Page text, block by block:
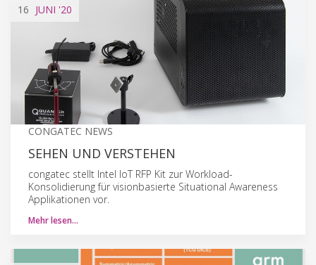
16 JUNI '20
CONGATEC NEWS
SEHEN UND VERSTEHEN
congatec stellt Intel IoT RFP Kit zur Workload-
Konsolidierung für visionbasierte Situational Awareness
Applikationen vor.
Mehr lesen…